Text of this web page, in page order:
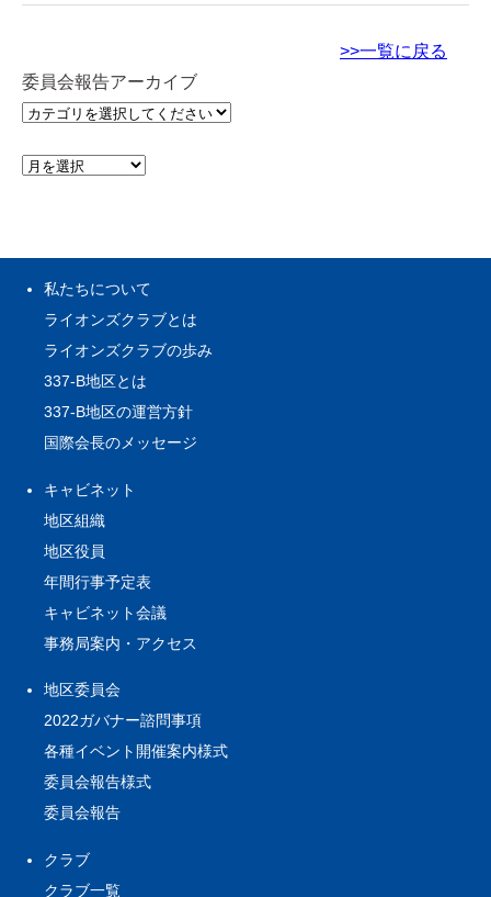
>>一覧に戻る
委員会報告アーカイブ
私たちについて
ライオンズクラブとは
ライオンズクラブの歩み
337-B地区とは
337-B地区の運営方針
国際会長のメッセージ
キャビネット
地区組織
地区役員
年間行事予定表
キャビネット会議
事務局案内・アクセス
地区委員会
2022ガバナー諮問事項
各種イベント開催案内様式
委員会報告様式
委員会報告
クラブ
クラブ一覧